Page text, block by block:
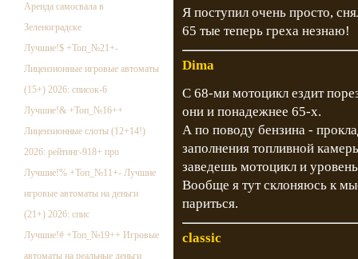
Аренда самосвала в
Зеленоградске
Лучшие!$ +Топ_№21+-
Лицензионные игровые автоматы
(15+) 2026: список-6
Лучшие!& +Топ_№16++
Лицензионные слоты (12+14!)
2026: рейтинг-918+ про
Лучшие!% +Топ_№11+- Лучшие
игровые автоматы на деньги
(21+) 2026: спис
Лучшие!# +Топ_№19++ Игровые
автоматы на реальные деньги
Я поступил очень просто,
65 тые теперь греха незнаю!
Dima
С 68-ми мотоцикл ездит
они и понадежнее 65-х.
А по поводу бензина -
заполнения топливной
заведешь мотоцикл и
Вообще я тут склоняюсь к
париться.
classic